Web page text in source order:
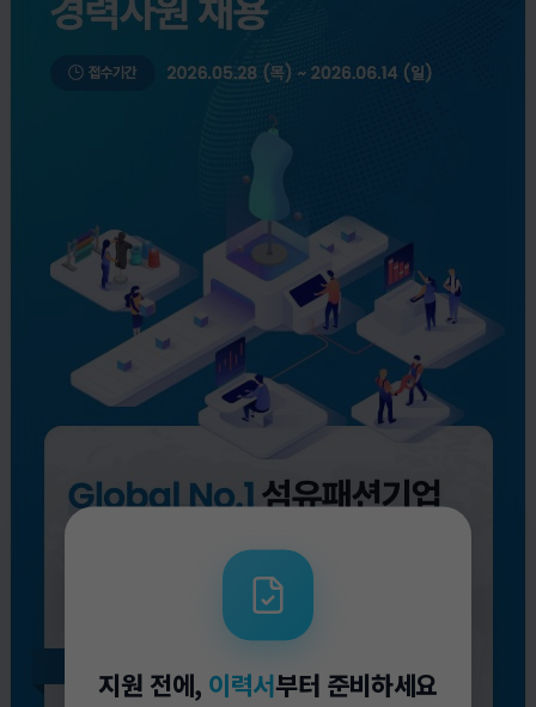
지원 전에, 이력서부터 준비하세요